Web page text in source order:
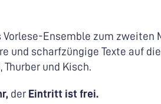
Vorlese-Ensemble zum zweiten
und scharfzüngige Texte auf
und Kisch.
der Eintritt ist frei.